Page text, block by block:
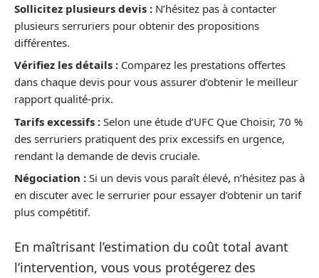
Sollicitez plusieurs devis : N’hésitez pas à contacter
plusieurs serruriers pour obtenir des propositions
différentes.
Vérifiez les détails : Comparez les prestations offertes
dans chaque devis pour vous assurer d’obtenir le meilleur
rapport qualité-prix.
Tarifs excessifs : Selon une étude d’UFC Que Choisir, 70 %
des serruriers pratiquent des prix excessifs en urgence,
rendant la demande de devis cruciale.
Négociation : Si un devis vous paraît élevé, n’hésitez pas à
en discuter avec le serrurier pour essayer d’obtenir un tarif
plus compétitif.
En maîtrisant l’estimation du coût total avant
l’intervention, vous vous protégerez des